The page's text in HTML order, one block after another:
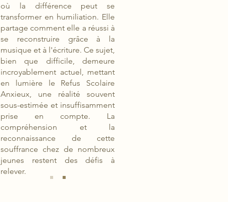
où la différence peut se
transformer en humiliation. Elle
partage comment elle a réussi à
se reconstruire grâce à la
musique et à l'écriture. Ce sujet,
bien que difficile, demeure
incroyablement actuel, mettant
en lumière le Refus Scolaire
Anxieux, une réalité souvent
sous-estimée et insuffisamment
prise en compte. La
compréhension et la
reconnaissance de cette
souffrance chez de nombreux
jeunes restent des défis à
relever.